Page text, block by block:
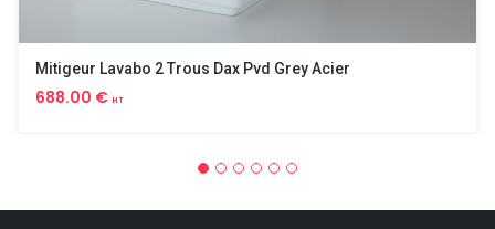
Mitigeur Lavabo 2 Trous Dax Pvd Grey Acier
688.00 € HT